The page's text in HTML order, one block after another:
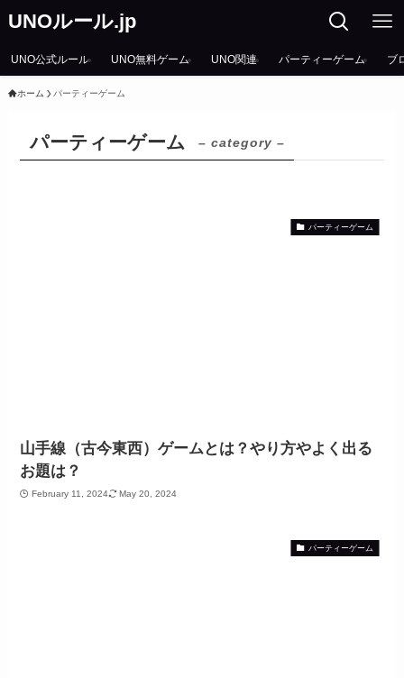
UNOルール.jp
UNO公式ルール UNO無料ゲーム UNO関連 パーティーゲーム ブ
ホーム パーティーゲーム
パーティーゲーム – category –
パーティーゲーム
山手線（古今東西）ゲームとは？やり方やよく出る
お題は？
February 11, 2024 May 20, 2024
パーティーゲーム